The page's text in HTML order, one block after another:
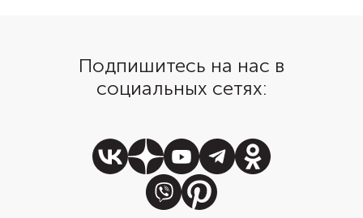
Подпишитесь на нас в
социальных сетях: